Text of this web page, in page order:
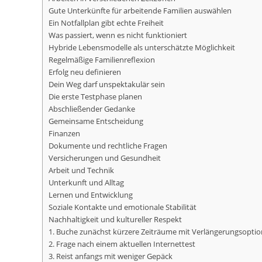
Gute Unterkünfte für arbeitende Familien auswählen
Ein Notfallplan gibt echte Freiheit
Was passiert, wenn es nicht funktioniert
Hybride Lebensmodelle als unterschätzte Möglichkeit
Regelmäßige Familienreflexion
Erfolg neu definieren
Dein Weg darf unspektakulär sein
Die erste Testphase planen
Abschließender Gedanke
Gemeinsame Entscheidung
Finanzen
Dokumente und rechtliche Fragen
Versicherungen und Gesundheit
Arbeit und Technik
Unterkunft und Alltag
Lernen und Entwicklung
Soziale Kontakte und emotionale Stabilität
Nachhaltigkeit und kultureller Respekt
1. Buche zunächst kürzere Zeiträume mit
2. Frage nach einem aktuellen Internettest
3. Reist anfangs mit weniger Gepäck